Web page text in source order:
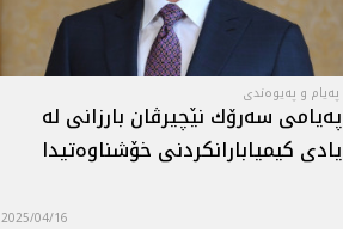
پەیام و پەیوەندی
په‌يامى سه‌رۆك نێچيرڤان بارزانى له‌
يادى كيميابارانكردنى خۆشناوه‌تيدا
2025/04/16